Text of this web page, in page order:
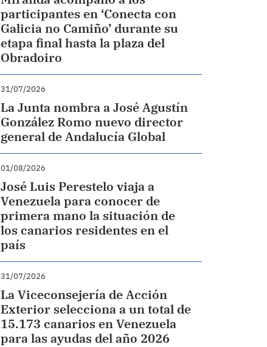
participantes en ‘Conecta con
Galicia no Camiño’ durante su
etapa final hasta la plaza del
Obradoiro
31/07/2026
La Junta nombra a José Agustín
González Romo nuevo director
general de Andalucía Global
01/08/2026
José Luis Perestelo viaja a
Venezuela para conocer de
primera mano la situación de
los canarios residentes en el
país
31/07/2026
La Viceconsejería de Acción
Exterior selecciona a un total de
15.173 canarios en Venezuela
para las ayudas del año 2026